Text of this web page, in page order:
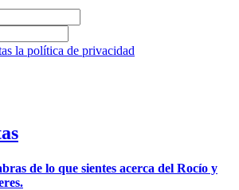
la política de privacidad
de lo que sientes acerca del Rocío y